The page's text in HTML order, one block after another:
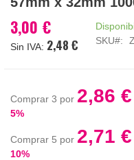
de
galería
de
3,00 €
2,48 €
SKU
Comprar 3 por 2,86 €
5%
Comprar 5 por 2,71 €
10%